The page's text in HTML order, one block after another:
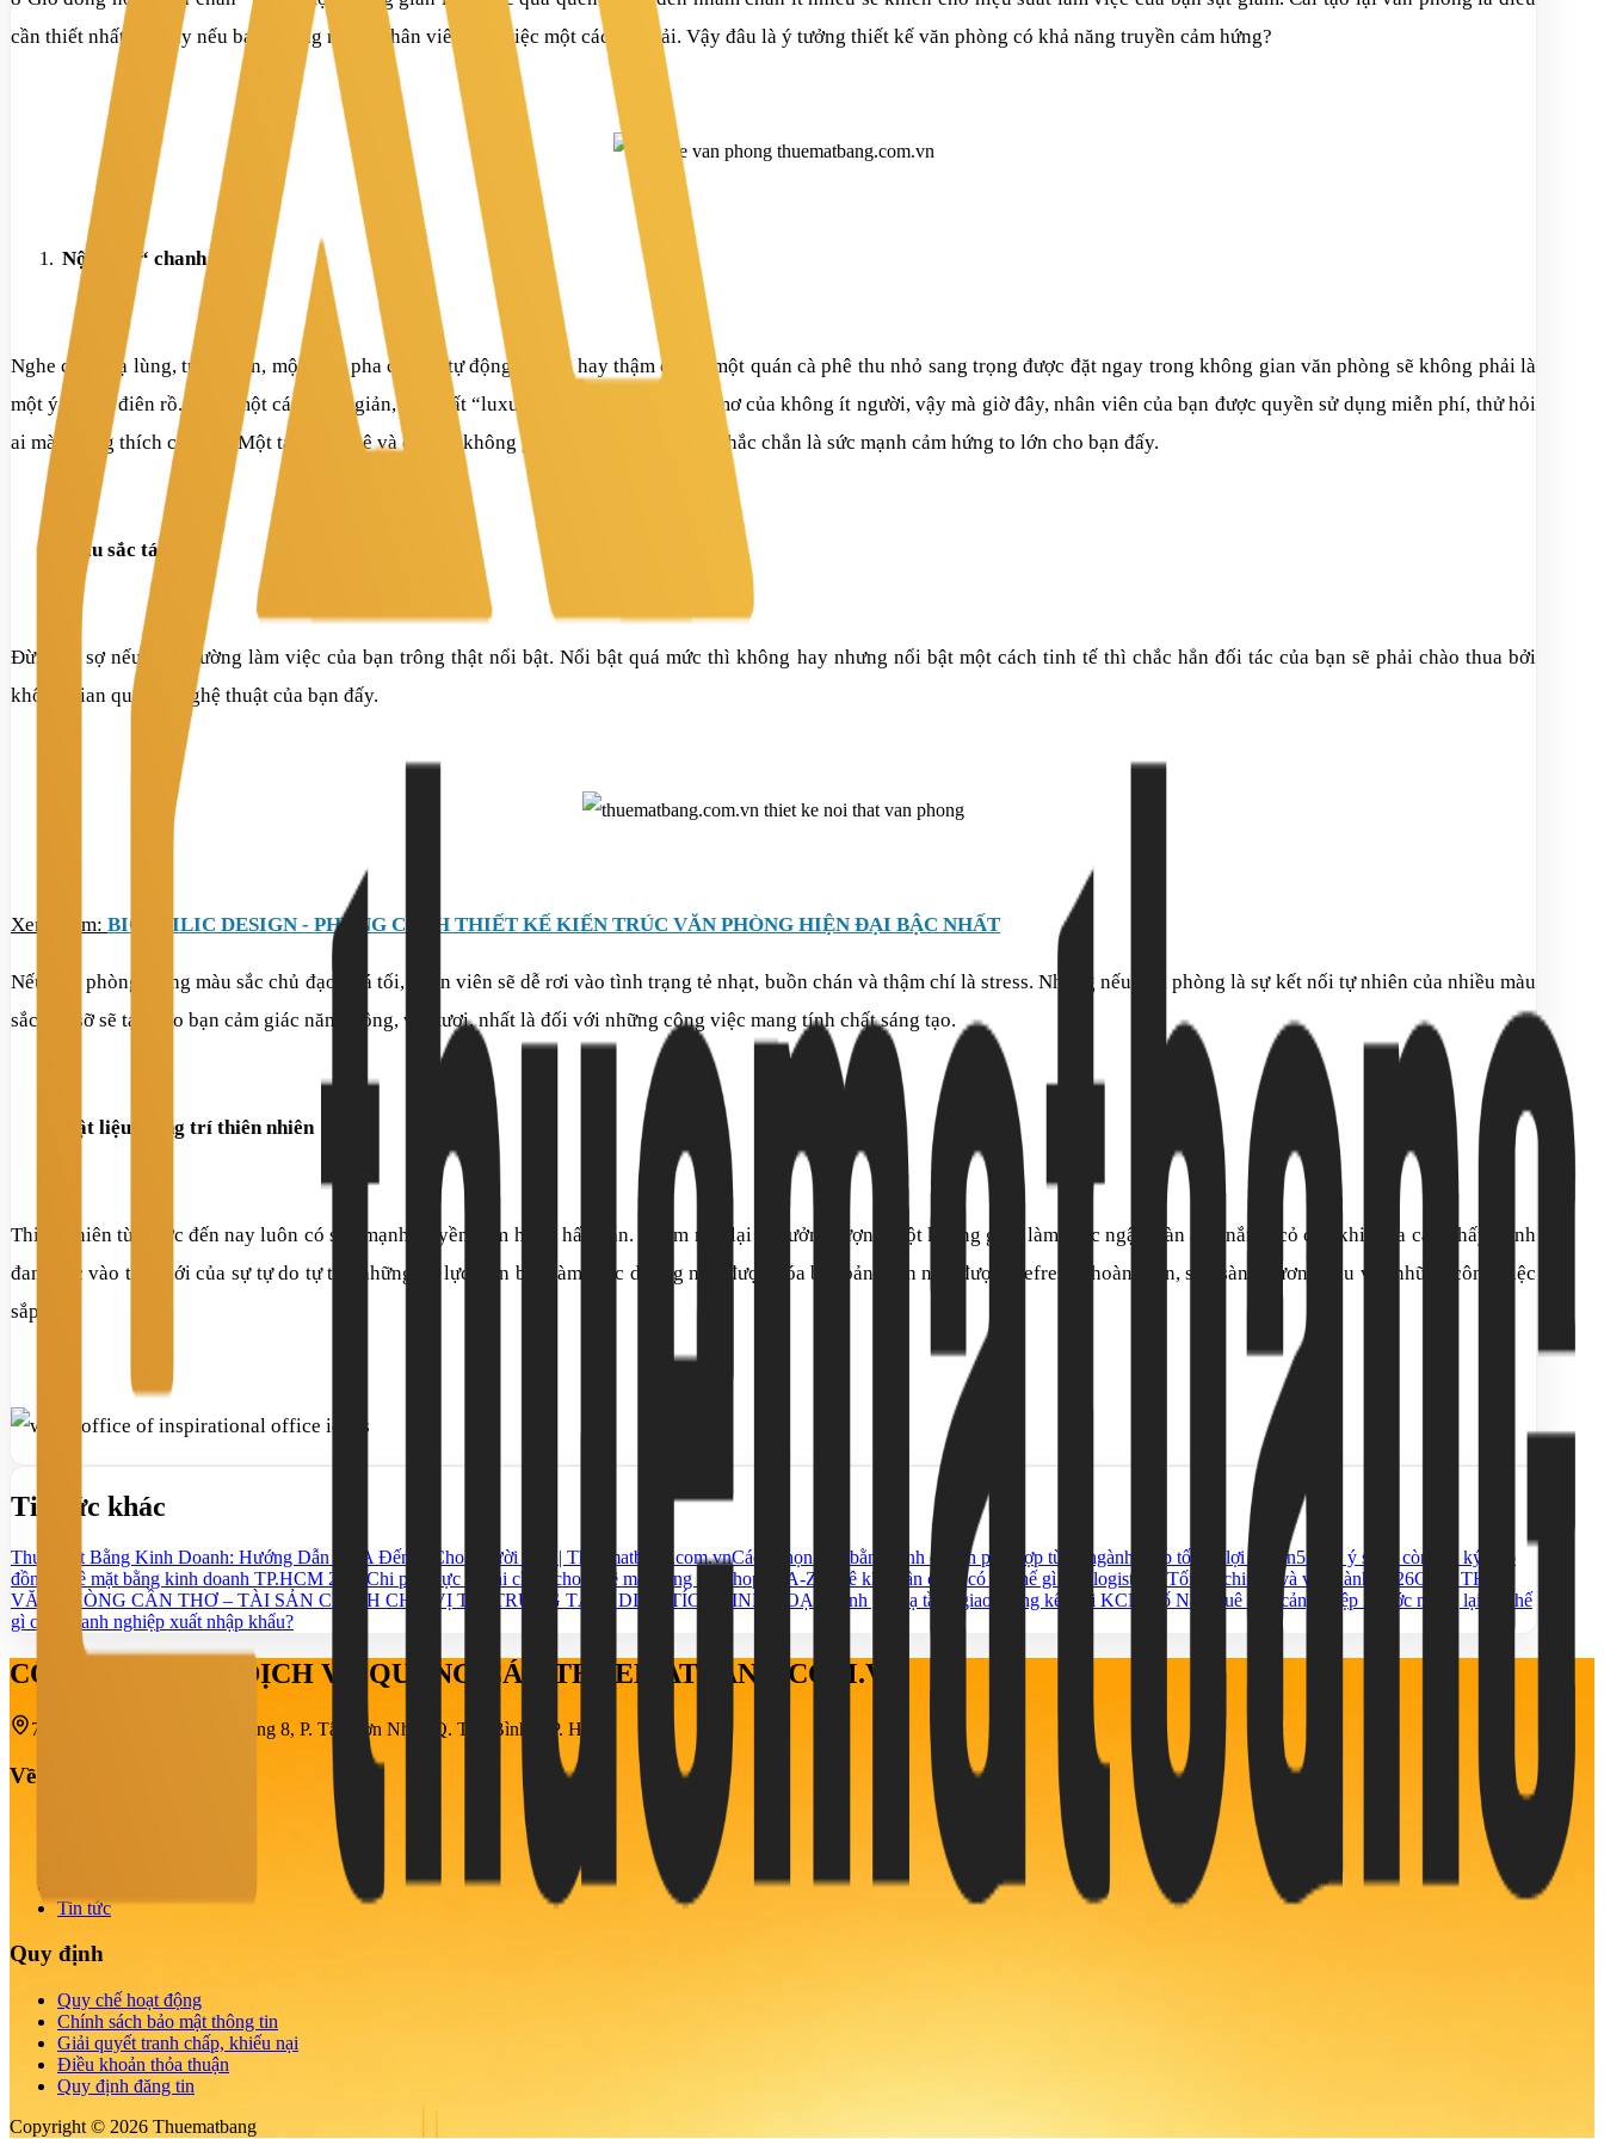
cần thiết nhất lúc này nếu bạn không muốn nhân viên làm việc một cách uể oải. Vậy đâu là ý tưởng thiết kế văn phòng có khả năng truyền cảm hứng?
Nội thất “ chanh xả”
Nghe có vẻ lạ lùng, tuy nhiên, một máy pha cà phê tự động xịn xò hay thậm chí là một quán cà phê thu nhỏ sang trọng được đặt ngay trong không gian văn phòng sẽ không phải là
một ý tưởng điên rồ. Nghĩ một cách đơn giản, nội thất “luxurious” chắc hẳn là ước mơ của không ít người, vậy mà giờ đây, nhân viên của bạn được quyền sử dụng miễn phí, thử hỏi
ai mà không thích cơ chứ? Một tách cà phê và cả một không gian thư giản tuyệt vời chắc chắn là sức mạnh cảm hứng to lớn cho bạn đấy.
Màu sắc táo bạo
Đừng lo sợ nếu môi trường làm việc của bạn trông thật nổi bật. Nổi bật quá mức thì không hay nhưng nổi bật một cách tinh tế thì chắc hẳn đối tác của bạn sẽ phải chào thua bởi
không gian quá đổi nghệ thuật của bạn đấy.
Xem thêm: BIOPHILIC DESIGN - PHONG CÁCH THIẾT KẾ KIẾN TRÚC VĂN PHÒNG HIỆN ĐẠI BẬC NHẤT
Nếu văn phòng mang màu sắc chủ đạo quá tối, nhân viên sẽ dễ rơi vào tình trạng tẻ nhạt, buồn chán và thậm chí là stress. Nhưng nếu văn phòng là sự kết nối tự nhiên của nhiều màu
sắc sặc sỡ sẽ tạo cho bạn cảm giác năng động, vui tươi, nhất là đối với những công việc mang tính chất sáng tạo.
Vật liệu trang trí thiên nhiên
Thiên nhiên từ trước đến nay luôn có sức mạnh truyền cảm hứng hấp dẫn. Nhắm mắt lại và tưởng tượng một không gian làm việc ngập tràn ánh nắng, cỏ cây khiến ta cảm thấy mình
đang lạc vào thế giới của sự tự do tự tại, những áp lực trên bàn làm việc dường như được xóa bỏ, bản thân như được “refresh” hoàn toàn, sẵn sàng đương đầu với những công việc
sắp tới.
Tin tức khác
Thuê Mặt Bằng Kinh Doanh: Hướng Dẫn Từ A Đến Z Cho Người Mới | Thuematbang.com.vnCách chọn mặt bằng kinh doanh phù hợp từng ngành giúp tối ưu lợi nhuận5 Lưu ý sống còn khi ký hợp
đồng thuê mặt bằng kinh doanh TP.HCM 2026 Chi phí thực tế khi chọn cho thuê mặt bằng mở shop từ A-Z Thuê kho gần cảng có lợi thế gì cho logistics? Tối ưu chi phí và vận hành 2026CHO THUÊ
VĂN PHÒNG CẦN THƠ – TÀI SẢN CHÍNH CHỦ VỊ TRÍ TRUNG TÂM, DIỆN TÍCH LINH HOẠT
Đánh giá hạ tầng giao thông kết nối KCN Hố Nai
Thuê kho cảng Hiệp Phước mang lại lợi thế
gì cho doanh nghiệp xuất nhập khẩu?
CÔNG TY TNHH DỊCH VỤ QUẢNG CÁO THUEMATBANG.COM.VN
708-710-712 Cách Mạng Tháng 8, P. Tân Sơn Nhất, Q. Tân Bình, TP. HCM
Về chúng tôi
Tin tức
Quy định
Quy chế hoạt động
Chính sách bảo mật thông tin
Giải quyết tranh chấp, khiếu nại
Điều khoản thỏa thuận
Quy định đăng tin
Copyright © 2026 Thuematbang